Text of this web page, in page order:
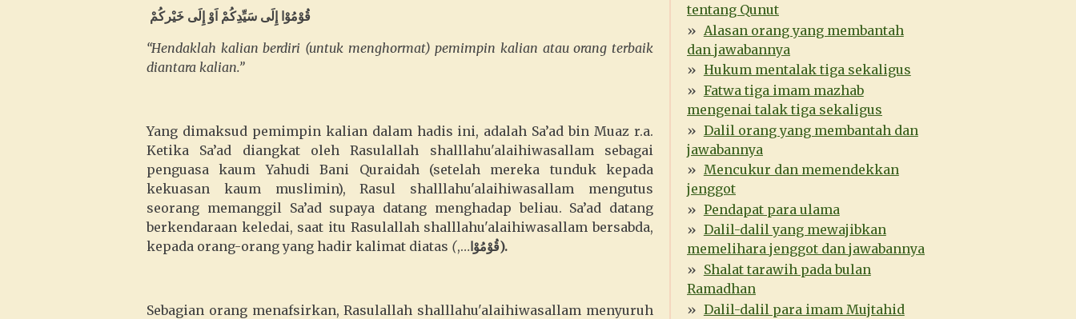
قُوْمُوْا إِلَى سَيِّدِكُمْ اَوْ إِلَى خَيْركُمْ
“Hendaklah kalian berdiri (untuk menghormat) pemimpin kalian atau orang terbaik
diantara kalian.”
Yang dimaksud pemimpin kalian dalam hadis ini, adalah Sa’ad bin Muaz r.a.
Ketika Sa’ad diangkat oleh Rasulallah shalllahu'alaihiwasallam sebagai
penguasa kaum Yahudi Bani Quraidah (setelah mereka tunduk kepada
kekuasan kaum muslimin), Rasul shalllahu'alaihiwasallam mengutus
seorang memanggil Sa’ad supaya datang menghadap beliau. Sa’ad datang
berkendaraan keledai, saat itu Rasulallah shalllahu'alaihiwasallam bersabda,
kepada orang-orang yang hadir kalimat diatas (,…قُوْمُوْا).
Sebagian orang menafsirkan, Rasulallah shalllahu'alaihiwasallam menyuruh
tentang Qunut
Alasan orang yang membantah
dan jawabannya
Hukum mentalak tiga sekaligus
Fatwa tiga imam mazhab
mengenai talak tiga sekaligus
Dalil orang yang membantah dan
jawabannya
Mencukur dan memendekkan
jenggot
Pendapat para ulama
Dalil-dalil yang mewajibkan
memelihara jenggot dan jawabannya
Shalat tarawih pada bulan
Ramadhan
Dalil-dalil para imam Mujtahid